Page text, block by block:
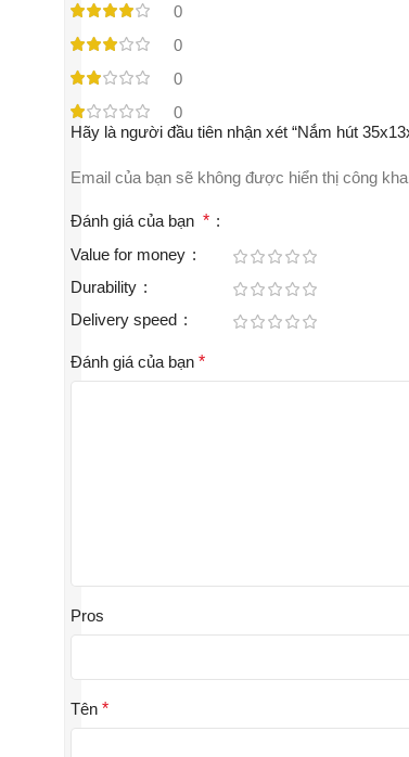
0
0
0
0
Hãy là người đầu tiên nhận xét “Nắm hút
Email của bạn sẽ không được hiển thị công
Đánh giá của bạn *
Value for money
Durability
Delivery speed
Đánh giá của bạn *
Pros
Tên *